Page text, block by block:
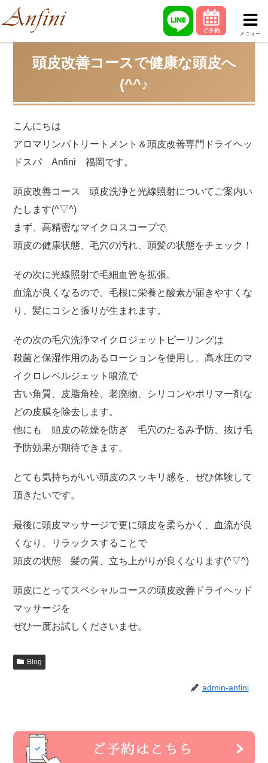
頭皮改善コースで健康な頭皮へ
(^^♪
こんにちは
アロマリンパトリートメント＆頭皮改善専門ドライヘッ
ドスパ Anfini 福岡です。
頭皮改善コース 頭皮洗浄と光線照射についてご案内い
たします(^▽^)
まず、高精密なマイクロスコープで
頭皮の健康状態、毛穴の汚れ、頭髪の状態をチェック！
その次に光線照射で毛細血管を拡張。
血流が良くなるので、毛根に栄養と酸素が届きやすくな
り、髪にコシと張りが生まれます。
その次の毛穴洗浄マイクロジェットピーリングは
殺菌と保湿作用のあるローションを使用し、高水圧のマ
イクロレベルジェット噴流で
古い角質、皮脂角栓、老廃物、シリコンやポリマー剤な
どの皮膜を除去します。
他にも 頭皮の乾燥を防ぎ 毛穴のたるみ予防、抜け毛
予防効果が期待できます。
とても気持ちがいい頭皮のスッキリ感を、ぜひ体験して
頂きたいです。
最後に頭皮マッサージで更に頭皮を柔らかく、血流が良
くなり、リラックスすることで
頭皮の状態 髪の質、立ち上がりが良くなります(^▽^)
頭皮にとってスペシャルコースの頭皮改善ドライヘッド
マッサージを
ぜひ一度お試しくださいませ。
Blog
admin-anfini
メニュー